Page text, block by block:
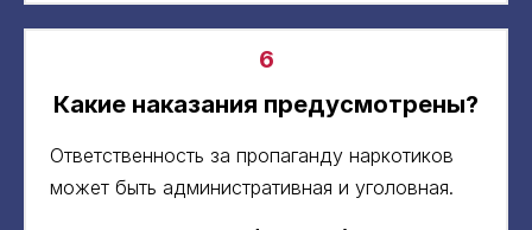
6
Какие наказания предусмотрены?
Ответственность за пропаганду наркотиков
может быть административная и уголовная.